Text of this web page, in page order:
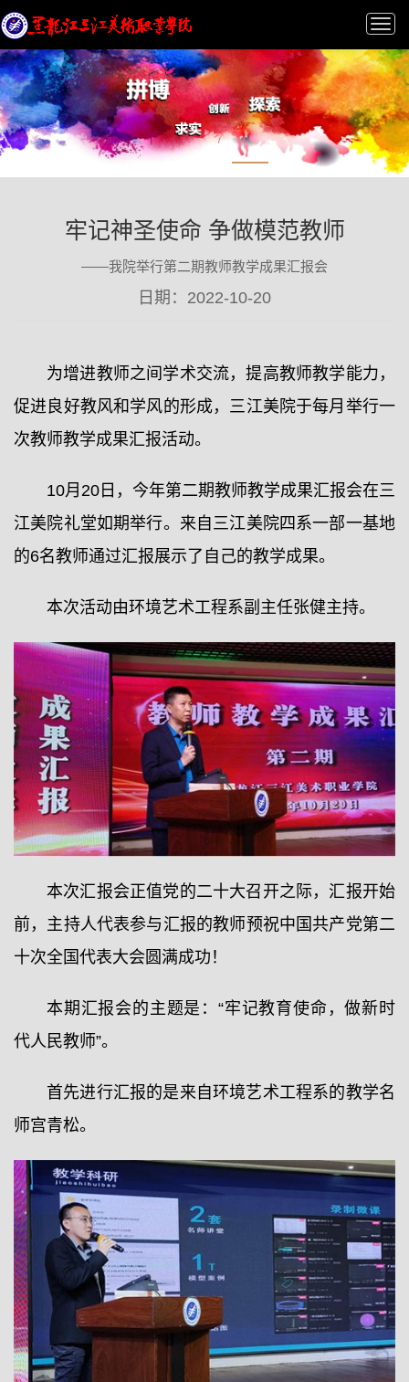
牢记神圣使命 争做模范教师
——我院举行第二期教师教学成果汇报会
日期：2022-10-20
为增进教师之间学术交流，提高教师教学能力，
促进良好教风和学风的形成，三江美院于每月举行一
次教师教学成果汇报活动。
10月20日，今年第二期教师教学成果汇报会在三
江美院礼堂如期举行。来自三江美院四系一部一基地
的6名教师通过汇报展示了自己的教学成果。
本次活动由环境艺术工程系副主任张健主持。
本次汇报会正值党的二十大召开之际，汇报开始
前，主持人代表参与汇报的教师预祝中国共产党第二
十次全国代表大会圆满成功！
本期汇报会的主题是：“牢记教育使命，做新时
代人民教师”。
首先进行汇报的是来自环境艺术工程系的教学名
师宫青松。